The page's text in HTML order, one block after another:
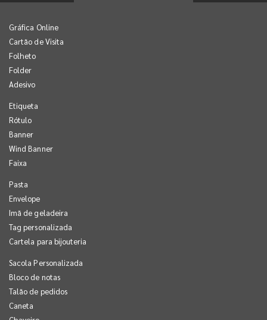
Gráfica Online
Cartão de Visita
Folheto
Folder
Adesivo
Etiqueta
Rótulo
Banner
Wind Banner
Faixa
Pasta
Envelope
Imã de geladeira
Tag personalizada
Cartela para bijouteria
Sacola Personalizada
Bloco de notas
Talão de pedidos
Caneta